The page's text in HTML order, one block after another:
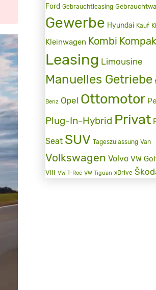
Ford Gebrauchtleasing
Gewerbe Hyundai Kauf
Kleinwagen Kombi
Leasing Limousine
Manuelles Getriebe
Benz Opel Ottomotor
Plug-In-Hybrid Privat
Seat SUV Tageszulassung Van
Volkswagen Volvo VW
VIII VW T-Roc VW Tiguan xDrive